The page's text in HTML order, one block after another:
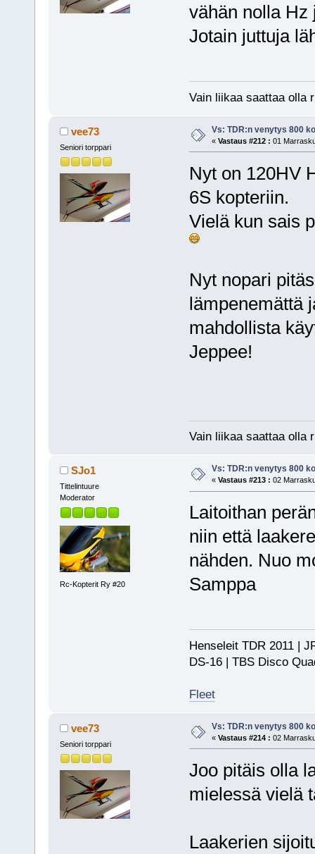
vähän nolla Hz
Jotain juttuja
Vain liikaa saattaa olla
vee73
Seniori torppari
Vs: TDR:n venytys 800
« Vastaus #212 : 01
Nyt on 120HV
6S kopteriin.
Vielä kun sais
Nyt nopari
lämpenemättä
mahdollista
Jeppee!
Vain liikaa saattaa olla
SJo1
Tittelintuure
Moderator
Rc-Kopterit Ry #20
Vs: TDR:n venytys 800
« Vastaus #213 : 02
Laitoithan
niin että
nähden. Nuo
Samppa
Henseleit TDR 2011 |
DS-16 | TBS Disco
Fleet
vee73
Seniori torppari
Vs: TDR:n venytys 800
« Vastaus #214 : 02
Joo pitäis olla
mielessä vielä
Laakerien